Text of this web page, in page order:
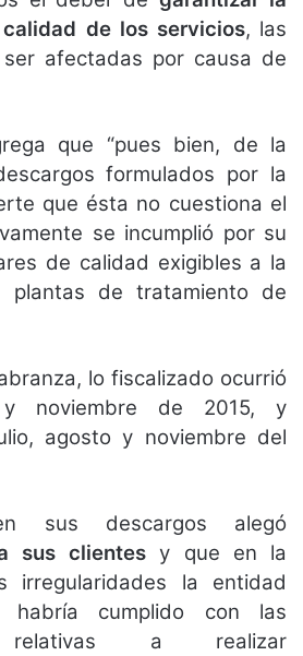
de los servicios, las
afectadas por causa de
que “pues bien, de la
formulados por la
que ésta no cuestiona el
se incumplió por su
de calidad exigibles a la
plantas de tratamiento de
lo fiscalizado ocurrió
noviembre de 2015, y
agosto y noviembre del
sus descargos alegó
sus clientes y que en la
irregularidades la entidad
habría cumplido con las
relativas a realizar